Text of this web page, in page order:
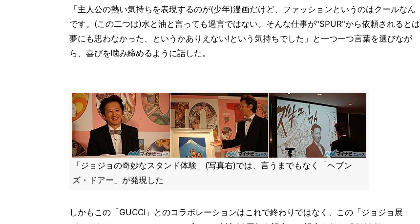
「主人公の熱い気持ちを表現するのが(少年)漫画だけど、ファッションというのはクールなん
です。(この二つは)水と油と言っても過言ではない。そんな仕事が"SPUR"から依頼されるとは
夢にも思わなかった、というかありえない!という気持ちでした」と一つ一つ言葉を選びなが
ら、喜びを噛み締めるように話した。
「ジョジョの奇妙なスタンド体験」(写真右)では、言うまでもなく「ヘブン
ズ・ドアー」が発現した
しかもこの「GUCCI」とのコラボレーションはこれで終わりではなく、この「ジョジョ展」